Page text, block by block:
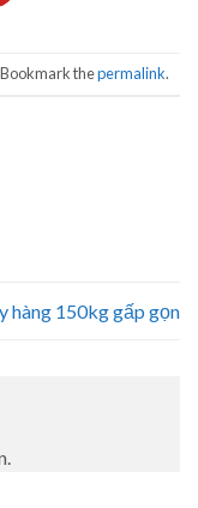
thepermalink.
hàng 150kg gấp gọn